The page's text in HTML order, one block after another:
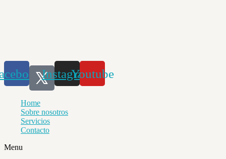
InstagramYoutube
Home
Sobre nosotros
Servicios
Contacto
Menu